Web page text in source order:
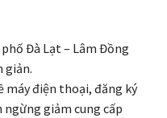
Đà Lạt – Lâm Đồng
giản.
máy điện thoại, đăng ký
ngừng giảm cung cấp